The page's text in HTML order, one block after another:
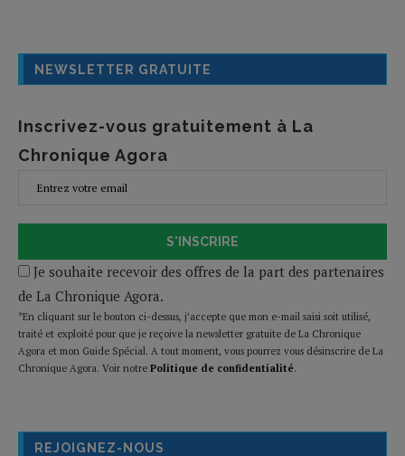
NEWSLETTER GRATUITE
Inscrivez-vous gratuitement à La
Chronique Agora
S'INSCRIRE
Je souhaite recevoir des offres de la part des partenaires
de La Chronique Agora.
*En cliquant sur le bouton ci-dessus, j’accepte que mon e-mail saisi soit utilisé,
traité et exploité pour que je reçoive la newsletter gratuite de La Chronique
Agora et mon Guide Spécial. A tout moment, vous pourrez vous désinscrire de La
Chronique Agora. Voir notre Politique de confidentialité.
REJOIGNEZ-NOUS